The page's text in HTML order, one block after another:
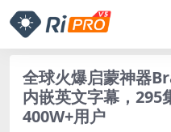
全球火爆启蒙神器
内嵌英文字幕，295
400W+用户